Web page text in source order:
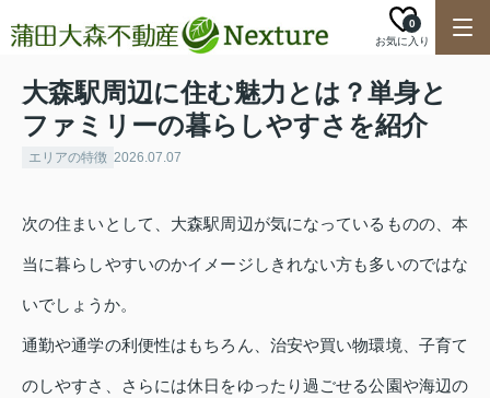
お気に入り
0
大森駅周辺に住む魅力とは？単身と
ファミリーの暮らしやすさを紹介
エリアの特徴 2026.07.07
次の住まいとして、大森駅周辺が気になっているものの、本
当に暮らしやすいのかイメージしきれない方も多いのではな
いでしょうか。
通勤や通学の利便性はもちろん、治安や買い物環境、子育て
のしやすさ、さらには休日をゆったり過ごせる公園や海辺の